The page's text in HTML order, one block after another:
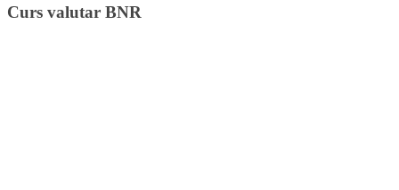
Curs valutar BNR